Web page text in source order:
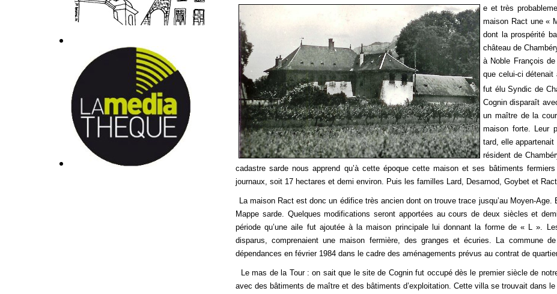
e et très
maison Ract une «
dont la prospérité
château de
à Noble François
que celui-ci détenait
fut élu Syndic de
Cognin disparaît
un maître de la
maison forte. Leur
tard, elle
résident de
cadastre sarde nous apprend qu’à cette époque cette maison et ses bâtiments
journaux, soit 17 hectares et demi environ. Puis les familles Lard, Desarnod, Goybet et
La maison Ract est donc un édifice très ancien dont on trouve trace jusqu’au Moyen-Age.
Mappe sarde. Quelques modifications seront apportées au cours de deux siècles et
période qu’une aile fut ajoutée à la maison principale lui donnant la forme de « L ».
disparus, comprenaient une maison fermière, des granges et écuries. La commune
dépendances en février 1984 dans le cadre des aménagements prévus au contrat de
Le mas de la Tour : on sait que le site de Cognin fut occupé dès le premier siècle de notre
avec des bâtiments de maître et des bâtiments d’exploitation. Cette villa se trouvait dans